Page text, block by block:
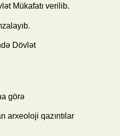
Mükafatı verilib.
Dövlət
görə
arxeoloji qazıntılar